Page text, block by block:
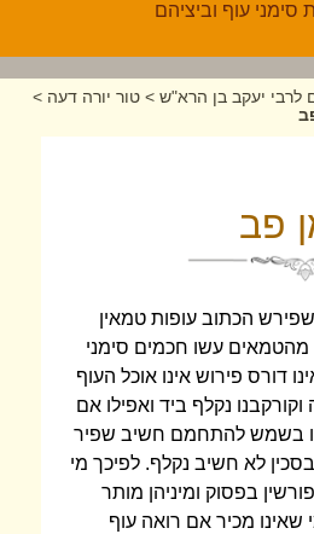
לרבי יעקב בן הרא"ש > טור יורה דעה >
פב
הכתוב עופות טמאין
מהטמאים עשו חכמים סימני
דורס פירוש אינו אוכל העוף
נקלף ביד ואפילו אם
בשמש להתחמם חשיב שפיר
לא חשיב נקלף. לפיכך מי
בפסוק ומיניהן מותר
שאינו מכיר אם רואה עוף